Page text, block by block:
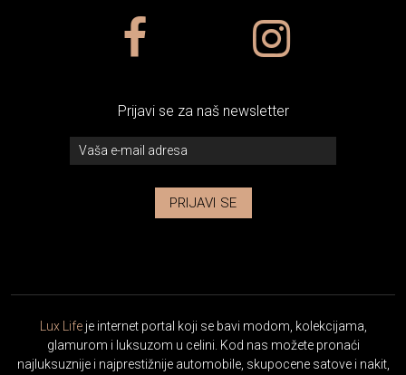
Prijavi se za naš newsletter
PRIJAVI SE
Lux Lifeje internet portal koji se bavi modom, kolekcijama,
glamurom i luksuzom u celini. Kod nas možete pronaći
najluksuznije i najprestižnije automobile, skupocene satove i nakit,